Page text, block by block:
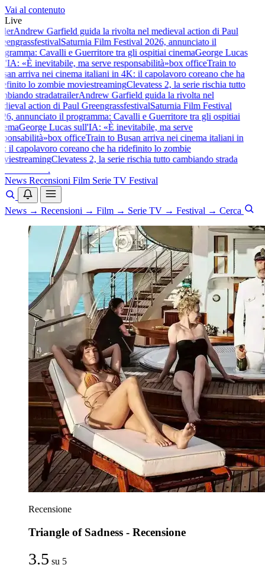
Vai al contenuto
Live
Andrew Garfield guida la rivolta nel medieval action di Paul
festivalSaturnia Film Festival 2026, annunciato il
Cavalli e Guerritore tra gli ospitiai cinemaGeorge Lucas
«È inevitabile, ma serve responsabilità»box officeTrain to
arriva nei cinema italiani in 4K: il capolavoro coreano che ha
lo zombie moviestreamingClevatess 2, la serie rischia tutto
stradatrailerAndrew Garfield guida la rivolta nel
action di Paul GreengrassfestivalSaturnia Film Festival
annunciato il programma: Cavalli e Guerritore tra gli ospitiai
George Lucas sull'IA: «È inevitabile, ma serve
box officeTrain to Busan arriva nei cinema italiani in
il capolavoro coreano che ha ridefinito lo zombie
streamingClevatess 2, la serie rischia tutto cambiando strada
.
News Recensioni Film Serie TV Festival
News → Recensioni → Film → Serie TV → Festival → Cerca
Recensione
Triangle of Sadness - Recensione
3.5 su 5